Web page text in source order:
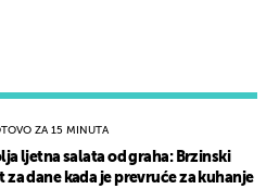
ZA 15 MINUTA
ljetna salata od graha: Brzinski
za dane kada je prevruće za kuhanje